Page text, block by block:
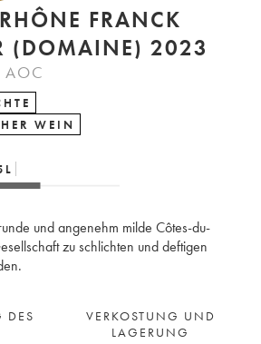
FRANCK
(DOMAINE) 2023
AOC
WEIN
L
und angenehm milde Côtes-du-
zu schlichten und deftigen
DES
VERKOSTUNG UND
LAGERUNG